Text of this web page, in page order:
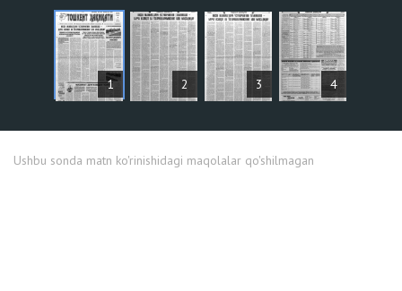
1 2 3 4
MAQOLALAR
Ushbu sonda matn ko'rinishidagi maqolalar qo'shilmagan